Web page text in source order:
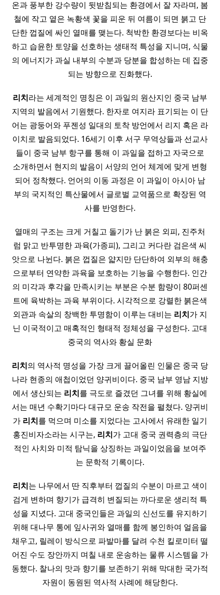
온과 풍부한 강수량이 뒷받침되는 환경에서 잘 자라며, 봄
철에 작고 옅은 녹황색 꽃을 피운 뒤 여름이 되면 붉고 단
단한 껍질에 싸인 열매를 맺는다. 척박한 환경보다는 비옥
하고 습윤한 토양을 선호하는 생태적 특성을 지니며, 식물
의 에너지가 과실 내부의 수분과 당분을 합성하는 데 집중
되는 방향으로 진화했다.
리치라는 세계적인 명칭은 이 과일의 원산지인 중국 남부
지역의 발음에서 기원했다. 한자로 여지라 표기되는 이 단
어는 광둥어와 푸젠성 일대의 토착 방언에서 리지 혹은 라
이치로 발음되었다. 16세기 이후 서구 무역상들과 선교사
들이 중국 남부 항구를 통해 이 과일을 접하고 자국으로
소개하면서 현지의 발음이 서양의 언어 체계에 맞게 변형
되어 정착했다. 언어의 이동 과정은 이 과일이 아시아 남
부의 국지적인 특산물에서 글로벌 교역품으로 확장된 역
사를 반영한다.
열매의 구조는 크게 거칠고 돌기가 난 붉은 외피, 진주처
럼 맑고 반투명한 과육(가종피), 그리고 커다란 검은색 씨
앗으로 나뉜다. 붉은 껍질은 얇지만 단단하여 외부의 해충
으로부터 연약한 과육을 보호하는 기능을 수행한다. 인간
의 미각과 후각을 만족시키는 부분은 수분 함량이 80퍼센
트에 육박하는 과육 부위이다. 시각적으로 강렬한 붉은색
외관과 속살의 창백한 투명함이 이루는 대비는 리치가 지
닌 이국적이고 매혹적인 형태적 정체성을 구성한다. 고대
중국의 역사와 황실 문화
리치의 역사적 명성을 가장 크게 끌어올린 인물은 중국 당
나라 현종의 애첩이었던 양귀비이다. 중국 남부 영남 지방
에서 생산되는 리치를 극도로 즐겼던 그녀를 위해 황실에
서는 매년 수확기마다 대규모 운송 작전을 펼쳤다. 양귀비
가 리치를 먹으며 미소를 지었다는 고사에서 유래한 일기
홍진비자소라는 시구는, 리치가 고대 중국 권력층의 극단
적인 사치와 미적 탐닉을 상징하는 과일이었음을 보여주
는 문학적 기록이다.
리치는 나무에서 딴 직후부터 껍질의 수분이 마르고 색이
검게 변하며 향기가 급격히 변질되는 까다로운 생리적 특
성을 지녔다. 고대 중국인들은 과일의 신선도를 유지하기
위해 대나무 통에 잎사귀와 열매를 함께 봉인하여 얼음을
채우고, 릴레이 방식으로 파발마를 달려 수천 킬로미터 떨
어진 수도 장안까지 며칠 내로 운송하는 물류 시스템을 가
동했다. 찰나의 맛과 향기를 보존하기 위해 막대한 국가적
자원이 동원된 역사적 사례에 해당한다.